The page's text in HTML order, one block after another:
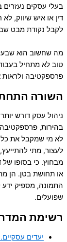
בעלי עסקים נעזרים
דין או איש שיווק,
לקבל נקודת מבט
מה שחשוב הוא
טוב לא מתחיל
פרספקטיבה
השורה
ניהול עסק דורש
בהירות,
לא מי שמקבל את כל
לעצור, מתי
מבחוץ. כי בסופו של
או תחושת בטן. הן
התמונה, מספיק
שפועלים.
רשימת
יעדים